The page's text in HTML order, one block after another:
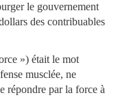
le gouvernement
des contribuables
») était le mot
musclée, ne
répondre par la force à